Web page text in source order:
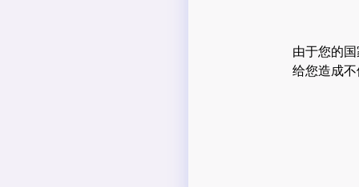
由于您的
给您造成